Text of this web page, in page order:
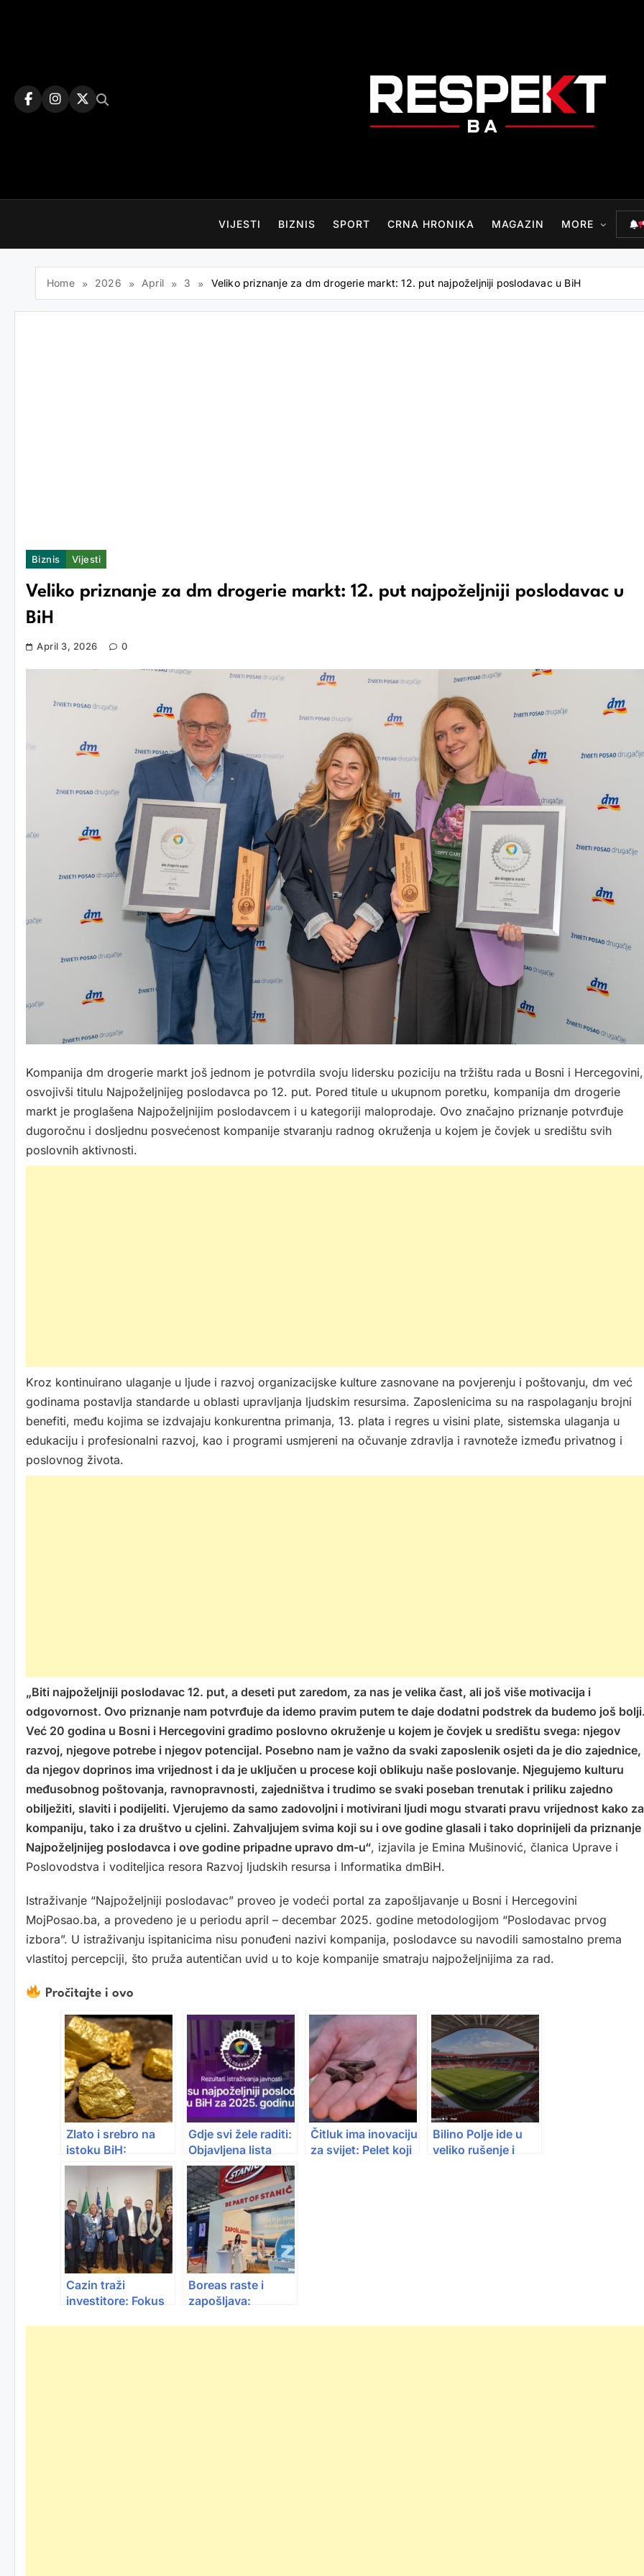
VIJESTI BIZNIS SPORT CRNA HRONIKA MAGAZIN MORE
Home 2026 April 3 Veliko priznanje za dm drogerie markt: 12. put najpoželjniji poslodavac u BiH
Biznis Vijesti
Veliko priznanje za dm drogerie markt: 12. put najpoželjniji poslodavac u
BiH
April 3, 2026 0
Kompanija dm drogerie markt još jednom je potvrdila svoju lidersku poziciju na tržištu rada u Bosni i Hercegovini,
osvojivši titulu Najpoželjnijeg poslodavca po 12. put. Pored titule u ukupnom poretku, kompanija dm drogerie
markt je proglašena Najpoželjnijim poslodavcem i u kategoriji maloprodaje. Ovo značajno priznanje potvrđuje
dugoročnu i dosljednu posvećenost kompanije stvaranju radnog okruženja u kojem je čovjek u središtu svih
poslovnih aktivnosti.
Kroz kontinuirano ulaganje u ljude i razvoj organizacijske kulture zasnovane na povjerenju i poštovanju, dm već
godinama postavlja standarde u oblasti upravljanja ljudskim resursima. Zaposlenicima su na raspolaganju brojni
benefiti, među kojima se izdvajaju konkurentna primanja, 13. plata i regres u visini plate, sistemska ulaganja u
edukaciju i profesionalni razvoj, kao i programi usmjereni na očuvanje zdravlja i ravnoteže između privatnog i
poslovnog života.
„Biti najpoželjniji poslodavac 12. put, a deseti put zaredom, za nas je velika čast, ali još više motivacija i
odgovornost. Ovo priznanje nam potvrđuje da idemo pravim putem te daje dodatni podstrek da budemo još
Već 20 godina u Bosni i Hercegovini gradimo poslovno okruženje u kojem je čovjek u središtu svega: njegov
razvoj, njegove potrebe i njegov potencijal. Posebno nam je važno da svaki zaposlenik osjeti da je dio zajednice,
da njegov doprinos ima vrijednost i da je uključen u procese koji oblikuju naše poslovanje. Njegujemo kulturu
međusobnog poštovanja, ravnopravnosti, zajedništva i trudimo se svaki poseban trenutak i priliku zajedno
obilježiti, slaviti i podijeliti. Vjerujemo da samo zadovoljni i motivirani ljudi mogu stvarati pravu vrijednost kako za
kompaniju, tako i za društvo u cjelini. Zahvaljujem svima koji su i ove godine glasali i tako doprinijeli da priznanje
Najpoželjnijeg poslodavca i ove godine pripadne upravo dm-u“, izjavila je Emina Mušinović, članica Uprave i
Poslovodstva i voditeljica resora Razvoj ljudskih resursa i Informatika dmBiH.
Istraživanje “Najpoželjniji poslodavac” proveo je vodeći portal za zapošljavanje u Bosni i Hercegovini
MojPosao.ba, a provedeno je u periodu april – decembar 2025. godine metodologijom “Poslodavac prvog
izbora”. U istraživanju ispitanicima nisu ponuđeni nazivi kompanija, poslodavce su navodili samostalno prema
vlastitoj percepciji, što pruža autentičan uvid u to koje kompanije smatraju najpoželjnijima za rad.
Pročitajte i ovo
Zlato i srebro na
istoku BiH:
Kanađani kažu –
nalazište je “plitko i
veliko”
Gdje svi žele raditi:
Objavljena lista
najpoželjnijih
poslodavaca u BiH
Čitluk ima inovaciju
za svijet: Pelet koji
Bilino Polje ide u
veliko rušenje i
Cazin traži
investitore: Fokus
Boreas raste i
zapošljava: